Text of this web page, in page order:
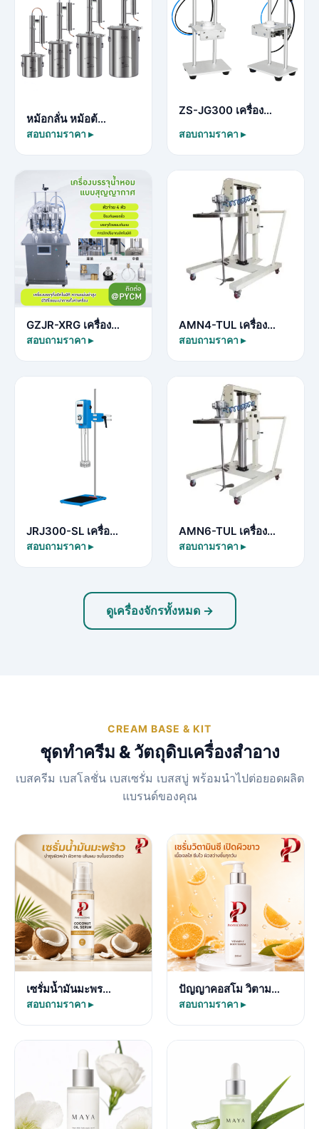
หม้อกลั่น หม้อต้…
สอบถามราคา ▸
ZS-JG300 เครื่อง…
สอบถามราคา ▸
GZJR-XRG เครื่อง…
สอบถามราคา ▸
AMN4-TUL เครื่อง…
สอบถามราคา ▸
JRJ300-SL เครื่อ…
สอบถามราคา ▸
AMN6-TUL เครื่อง…
สอบถามราคา ▸
ดูเครื่องจักรทั้งหมด →
CREAM BASE & KIT
ชุดทำครีม & วัตถุดิบเครื่องสำอาง
เบสครีม เบสโลชั่น เบสเซรั่ม เบสสบู่ พร้อมนำไปต่อยอดผลิต
แบรนด์ของคุณ
เซรั่มน้ำมันมะพร…
สอบถามราคา ▸
ปัญญาคอสโม วิตาม…
สอบถามราคา ▸